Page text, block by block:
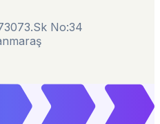
No:34